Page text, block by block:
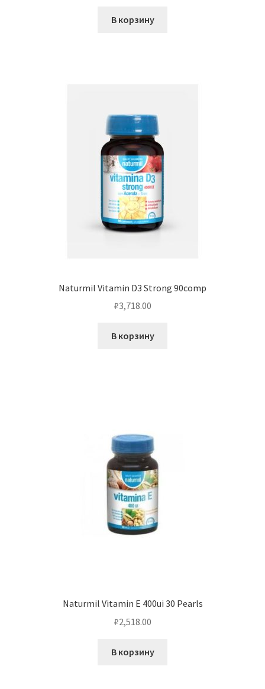
В корзину
Naturmil Vitamin D3 Strong 90comp
₽3,718.00
В корзину
Naturmil Vitamin E 400ui 30 Pearls
₽2,518.00
В корзину